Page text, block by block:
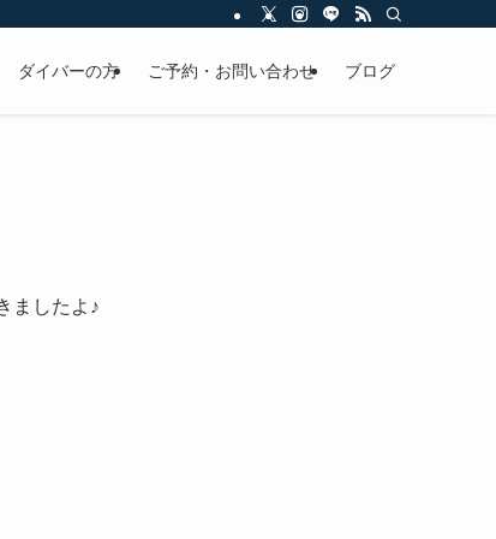
ダイバーの方 ご予約・お問い合わせ ブログ
ましたよ♪